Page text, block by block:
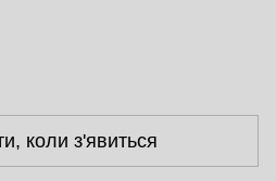
коли з'явиться